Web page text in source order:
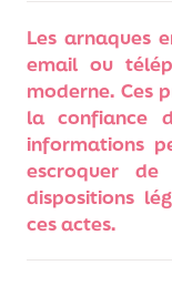
Les arnaques
email ou
moderne. Ces
la confiance
informations
escroquer de
dispositions
ces actes.